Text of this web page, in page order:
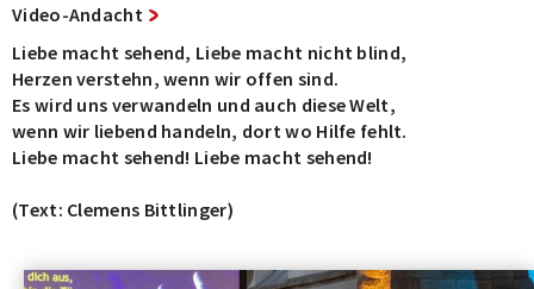
Video-Andacht
Liebe macht sehend, Liebe macht nicht blind,
Herzen verstehn, wenn wir offen sind.
Es wird uns verwandeln und auch diese Welt,
wenn wir liebend handeln, dort wo Hilfe fehlt.
Liebe macht sehend! Liebe macht sehend!
(Text: Clemens Bittlinger)